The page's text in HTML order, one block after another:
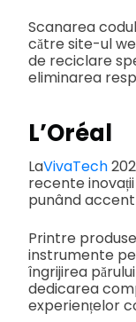
Scanarea
către site-ul
de reciclare
eliminarea
L’Oréal
LaVivaTech
recente
punând
Printre
instrumente
îngrijirea
dedicarea
experiențelor